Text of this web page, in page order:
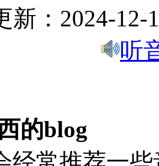
新：2024-12-
听
的blog